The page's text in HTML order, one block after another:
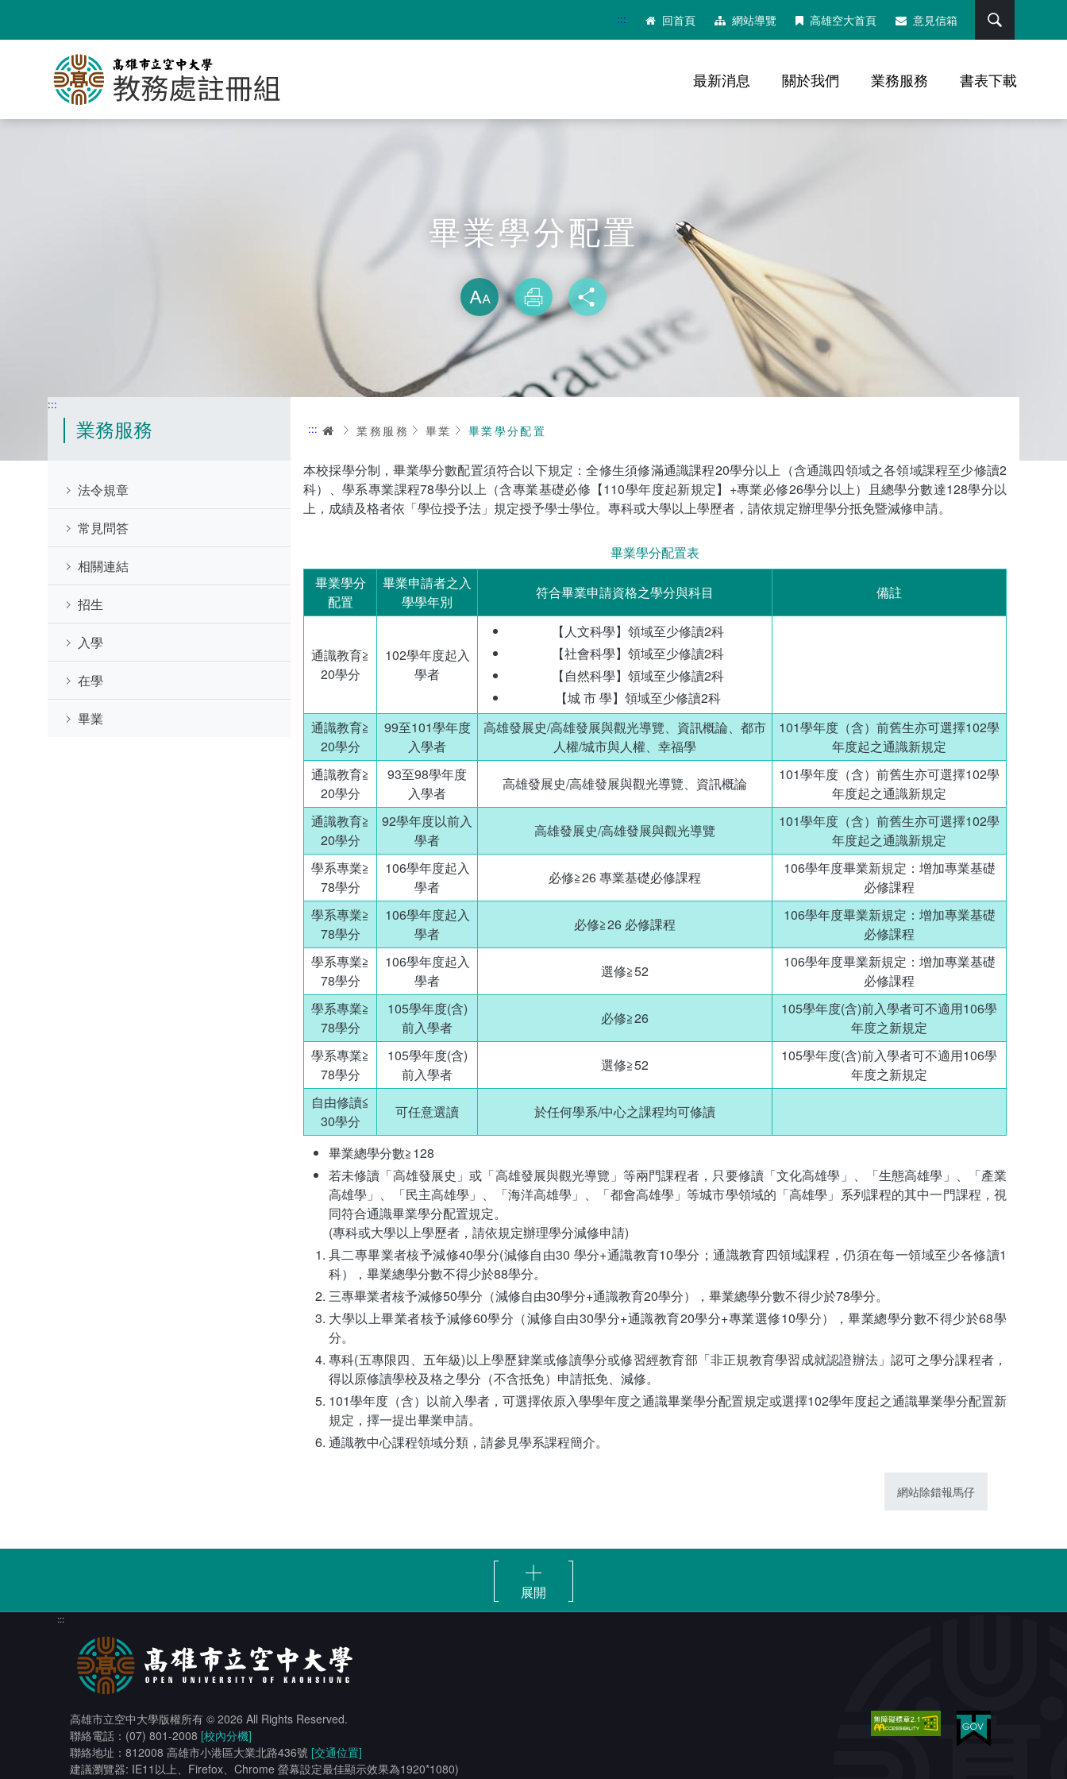
要
::: 回首頁 網站導覽 高雄空大首頁 意見信箱
最新消息 關於我們 業務服務 書表下載
畢業學分配置
略過字型切換，社群分享工具列
放大
列印 分享
:::
業務服務
法令規章
常見問答
相關連結
招生
入學
在學
畢業
::: 首頁業務服務 畢業 畢業學分配置
本校採學分制，畢業學分數配置須符合以下規定：全修生須修滿通識課程20學分以上（含通識四領域之各領域課程至少修讀2
科）、學系專業課程78學分以上（含專業基礎必修【110學年度起新規定】+專業必修26學分以上）且總學分數達128學分以
上，成績及格者依「學位授予法」規定授予學士學位。專科或大學以上學歷者，請依規定辦理學分抵免暨減修申請。
畢業學分配置表
畢業學分
配置
畢業申請者之入
學學年別
符合畢業申請資格之學分與科目 備註
通識教育≧
20學分
102學年度起入
學者
【人文科學】領域至少修讀2科
【社會科學】領域至少修讀2科
【自然科學】領域至少修讀2科
【城 市 學】領域至少修讀2科
通識教育≧
20學分
99至101學年度
入學者
高雄發展史/高雄發展與觀光導覽、資訊概論、都市
人權/城市與人權、幸福學
101學年度（含）前舊生亦可選擇102學
年度起之通識新規定
通識教育≧
20學分
93至98學年度
入學者
高雄發展史/高雄發展與觀光導覽、資訊概論
101學年度（含）前舊生亦可選擇102學
年度起之通識新規定
通識教育≧
20學分
92學年度以前入
學者
高雄發展史/高雄發展與觀光導覽
101學年度（含）前舊生亦可選擇102學
年度起之通識新規定
學系專業≧
78學分
106學年度起入
學者
必修≧26 專業基礎必修課程
106學年度畢業新規定：增加專業基礎
必修課程
學系專業≧
78學分
106學年度起入
學者
必修≧26 必修課程
106學年度畢業新規定：增加專業基礎
必修課程
學系專業≧
78學分
106學年度起入
學者
選修≧52
106學年度畢業新規定：增加專業基礎
必修課程
學系專業≧
78學分
105學年度(含)
前入學者
必修≧26
105學年度(含)前入學者可不適用106學
年度之新規定
學系專業≧
78學分
105學年度(含)
前入學者
選修≧52
105學年度(含)前入學者可不適用106學
年度之新規定
自由修讀≦
30學分
可任意選讀 於任何學系/中心之課程均可修讀
畢業總學分數≧128
若未修讀「高雄發展史」或「高雄發展與觀光導覽」等兩門課程者，只要修讀「文化高雄學」、「生態高雄學」、「產業
高雄學」、「民主高雄學」、「海洋高雄學」、「都會高雄學」等城市學領域的「高雄學」系列課程的其中一門課程，視
同符合通識畢業學分配置規定。
(專科或大學以上學歷者，請依規定辦理學分減修申請)
具二專畢業者核予減修40學分(減修自由30 學分+通識教育10學分；通識教育四領域課程，仍須在每一領域至少各修讀1
科），畢業總學分數不得少於88學分。
三專畢業者核予減修50學分（減修自由30學分+通識教育20學分），畢業總學分數不得少於78學分。
大學以上畢業者核予減修60學分（減修自由30學分+通識教育20學分+專業選修10學分），畢業總學分數不得少於68學
分。
專科(五專限四、五年級)以上學歷肄業或修讀學分或修習經教育部「非正規教育學習成就認證辦法」認可之學分課程者，
得以原修讀學校及格之學分（不含抵免）申請抵免、減修。
101學年度（含）以前入學者，可選擇依原入學學年度之通識畢業學分配置規定或選擇102學年度起之通識畢業學分配置新
規定，擇一提出畢業申請。
通識教中心課程領域分類，請參見學系課程簡介。
網站除錯報馬仔
展開
:::
高雄市立空中大學版權所有 © 2026 All Rights Reserved.
聯絡電話：(07) 801-2008 [校內分機]
聯絡地址：812008 高雄市小港區大業北路436號 [交通位置]
建議瀏覽器: IE11以上、Firefox、Chrome 螢幕設定最佳顯示效果為1920*1080)